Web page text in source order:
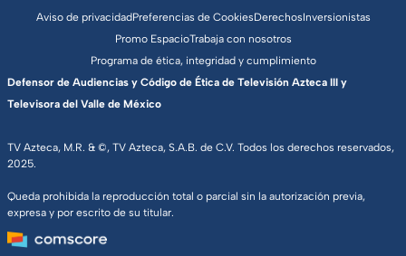
TV Azteca, M.R. & ©, TV Azteca, S.A.B. de C.V. Todos los derechos reservados,
2025.
Queda prohibida la reproducción total o parcial sin la autorización previa,
expresa y por escrito de su titular.
Aviso de privacidadPreferencias de CookiesDerechosInversionistas
Promo EspacioTrabaja con nosotros
Programa de ética, integridad y cumplimiento
Defensor de Audiencias y Código de Ética de Televisión Azteca III y
Televisora del Valle de México